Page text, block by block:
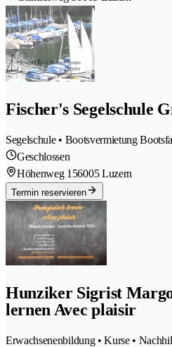
Fischer's Segelschule
Segelschule • Bootsvermietung
Geschlossen
Höhenweg 156005 Luzern
Termin reservieren
Hunziker Sigrist
lernen Avec plaisir
Erwachsenenbildung • Kurse •